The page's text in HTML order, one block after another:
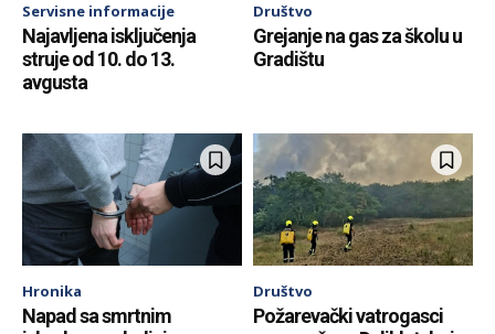
Servisne informacije
Najavljena isključenja
struje od 10. do 13.
avgusta
Društvo
Grejanje na gas za školu u
Gradištu
Hronika
Napad sa smrtnim
Društvo
Požarevački vatrogasci